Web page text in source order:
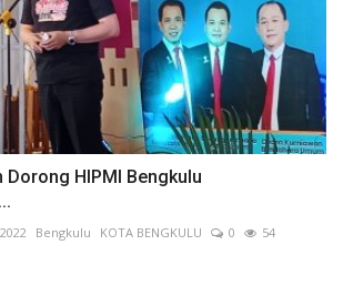
Dorong HIPMI Bengkulu
Bengkulu KOTA BENGKULU 0
54